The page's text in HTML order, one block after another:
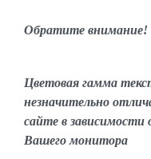
Обратите внимание!
Цветовая гамма
незначительно
сайте в зависимости
Вашего монитора